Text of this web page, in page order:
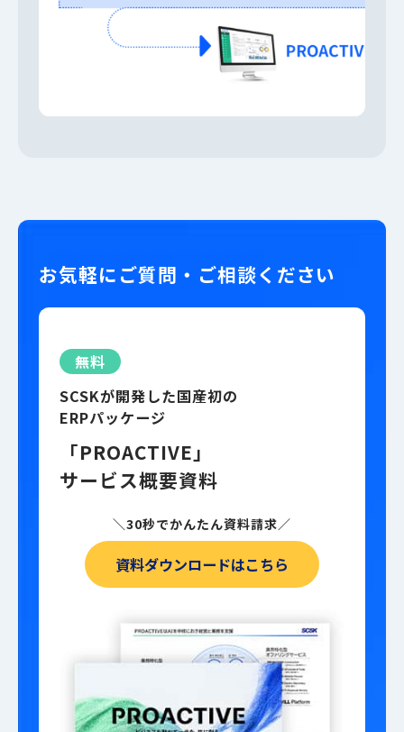
お気軽にご質問・ご相談ください
無料
SCSKが開発した国産初の
ERPパッケージ
「PROACTIVE」
サービス概要資料
＼30秒でかんたん資料請求／
資料ダウンロードはこちら